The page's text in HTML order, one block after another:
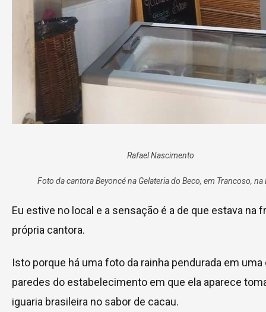
Rafael Nascimento
Foto da cantora Beyoncé na Gelateria do Beco, em Trancoso, na
Eu estive no local e a sensação é a de que estava na
própria cantora.
Isto porque há uma foto da rainha pendurada em uma
paredes do estabelecimento em que ela aparece
iguaria brasileira no sabor de cacau.